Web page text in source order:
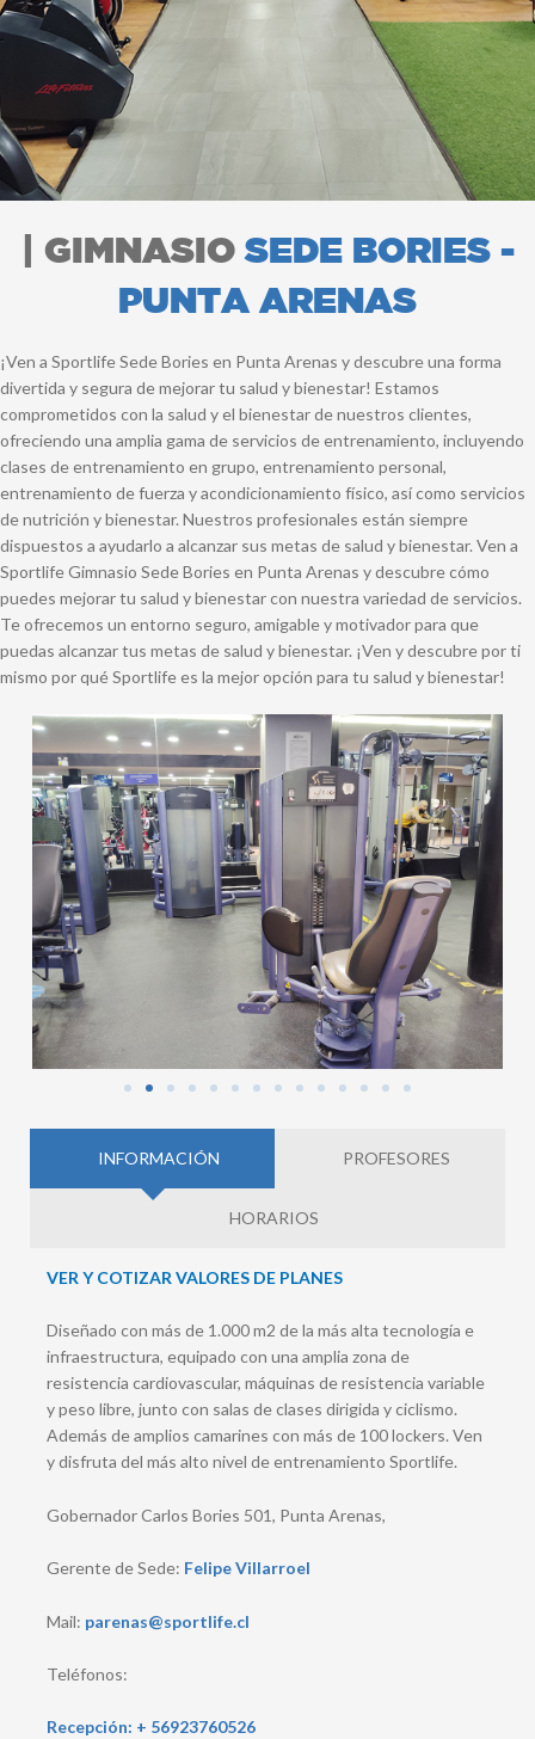
| GIMNASIO SEDE BORIES -
PUNTA ARENAS
¡Ven a Sportlife Sede Bories en Punta Arenas y descubre una forma
divertida y segura de mejorar tu salud y bienestar! Estamos
comprometidos con la salud y el bienestar de nuestros clientes,
ofreciendo una amplia gama de servicios de entrenamiento, incluyendo
clases de entrenamiento en grupo, entrenamiento personal,
entrenamiento de fuerza y acondicionamiento físico, así como servicios
de nutrición y bienestar. Nuestros profesionales están siempre
dispuestos a ayudarlo a alcanzar sus metas de salud y bienestar. Ven a
Sportlife Gimnasio Sede Bories en Punta Arenas y descubre cómo
puedes mejorar tu salud y bienestar con nuestra variedad de servicios.
Te ofrecemos un entorno seguro, amigable y motivador para que
puedas alcanzar tus metas de salud y bienestar. ¡Ven y descubre por ti
mismo por qué Sportlife es la mejor opción para tu salud y bienestar!
INFORMACIÓN PROFESORES
HORARIOS
VER Y COTIZAR VALORES DE PLANES
Diseñado con más de 1.000 m2 de la más alta tecnología e
infraestructura, equipado con una amplia zona de
resistencia cardiovascular, máquinas de resistencia variable
y peso libre, junto con salas de clases dirigida y ciclismo.
Además de amplios camarines con más de 100 lockers. Ven
y disfruta del más alto nivel de entrenamiento Sportlife.
Gobernador Carlos Bories 501, Punta Arenas,
Gerente de Sede: Felipe Villarroel
Mail: parenas@sportlife.cl
Teléfonos:
Recepción: + 56923760526